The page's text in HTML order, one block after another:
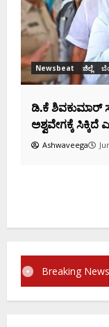
Ashwaveega
Breaking News
ವಚನಕ್ಕೂ ಮುನ್ನ